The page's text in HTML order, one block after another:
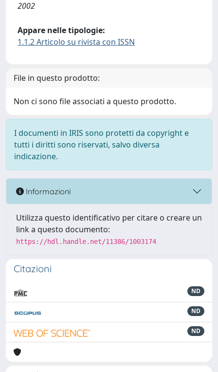
2002
Appare nelle tipologie:
1.1.2 Articolo su rivista con ISSN
File in questo prodotto:
Non ci sono file associati a questo prodotto.
I documenti in IRIS sono protetti da copyright e
tutti i diritti sono riservati, salvo diversa
indicazione.
Informazioni
Utilizza questo identificativo per citare o creare un
link a questo documento:
https://hdl.handle.net/11386/1003174
Citazioni
ND
ND
ND